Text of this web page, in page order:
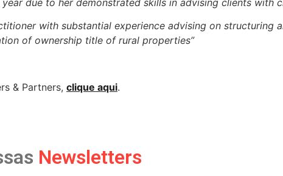
with substantial experience advising on
of ownership title of rural properties”
& Partners, clique aqui.
Newsletters